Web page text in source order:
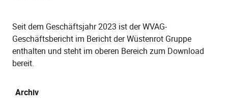
Seit dem Geschäftsjahr 2023 ist der WVAG-
Geschäftsbericht im Bericht der Wüstenrot Gruppe
enthalten und steht im oberen Bereich zum Download
bereit.
Archiv